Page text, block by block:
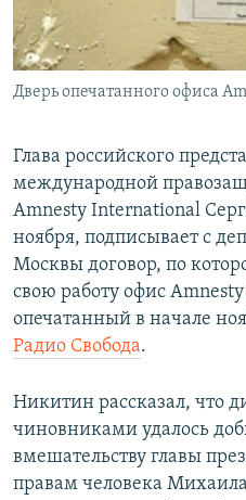
ПОБЕДИТЕЛЕЙ НЕ СУДЯТ?
КРЫМ.НЕПОКОРЕННЫЙ
ELIFBE
ПРИСОЕДИНЯЙТЕСЬ!
Все сайты RFE/RL
Дверь опечатанного офиса
Глава российского
международной
Amnesty International
ноября, подписывает с
Москвы договор, по
свою работу офис
опечатанный в начале
Радио Свобода.
Никитин рассказал, что
чиновниками удалось
вмешательству главы
правам человека